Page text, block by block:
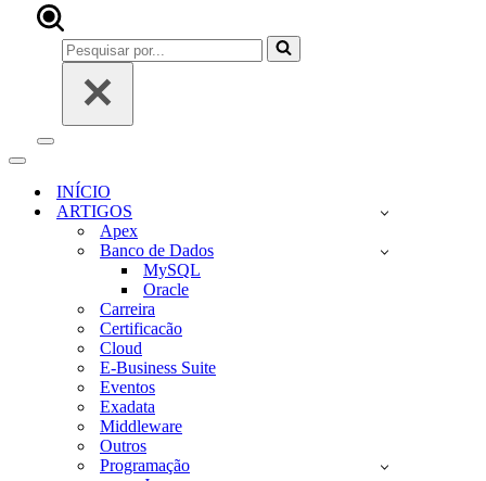
Pesquisar
por...
Menu
navegação
Menu
navegaçãoINÍCIO
ARTIGOS
Apex
Banco de Dados
MySQL
Oracle
Carreira
Certificacão
Cloud
E-Business Suite
Eventos
Exadata
Middleware
Outros
Programação